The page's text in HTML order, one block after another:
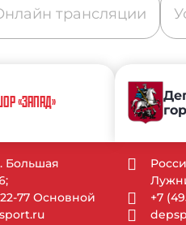
трансляции
«ЗАПАД»
Большая
77 Основной
+7